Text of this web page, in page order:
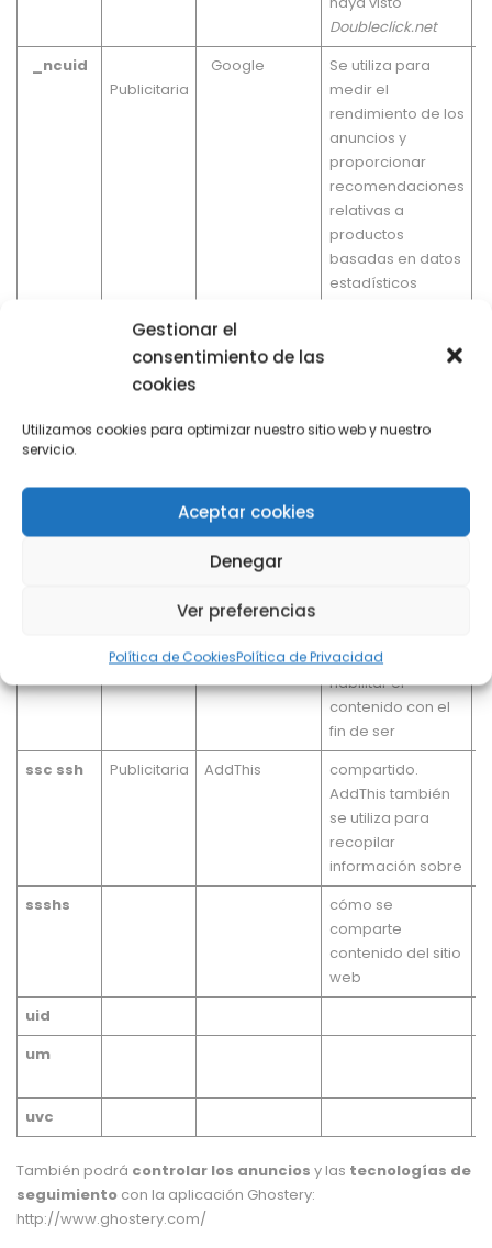
Gestionar el
consentimiento de las
cookies
Utilizamos cookies para optimizar nuestro sitio web y nuestro
servicio.
Aceptar cookies
Denegar
Ver preferencias
Política de CookiesPolítica de Privacidad
Doubleclick.net
_ncuid
Publicitaria
Google
Se utiliza para
medir el
rendimiento de los
anuncios y
proporcionar
recomendaciones
relativas a
productos
basadas en datos
estadísticos
Doubleclick.net
atribución de
bt2
Se utilizan para
habilitar el
contenido con el
fin de ser
ssc ssh
Publicitaria AddThis
compartido.
AddThis también
se utiliza para
recopilar
información sobre
ssshs
cómo se
comparte
contenido del sitio
web
uid
um
uvc
También podrá controlar los anuncios y las tecnologías de
seguimiento con la aplicación Ghostery:
http://www.ghostery.com/